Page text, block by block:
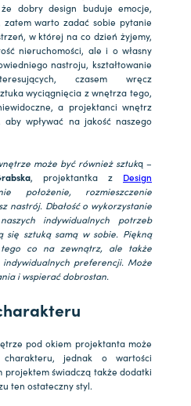
dobry design buduje emocje,
warto zadać sobie pytanie
w której na co dzień żyjemy,
nieruchomości, ale i o własny
nastroju, kształtowanie
czasem wręcz
wyciągnięcia z wnętrza tego,
a projektanci wnętrz
wpływać na jakość naszego
może być również sztuką –
, projektantka z Design
położenie, rozmieszczenie
nastrój. Dbałość o wykorzystanie
indywidualnych potrzeb
się sztuką samą w sobie. Piękną
co na zewnątrz, ale także
preferencji. Może
i wspierać dobrostan.
pod okiem projektanta może
jednak o wartości
świadczą także dodatki
ten ostateczny styl.